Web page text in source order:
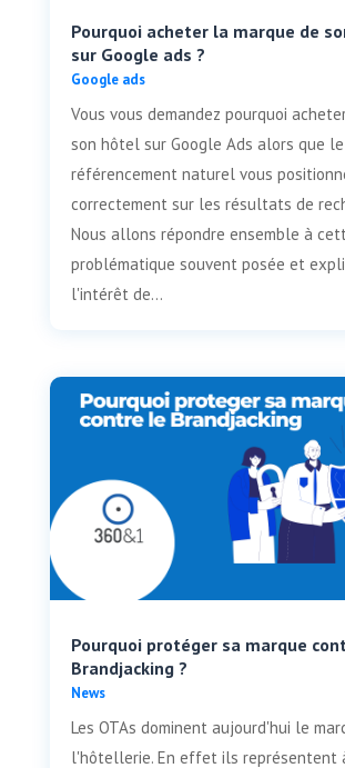
Pourquoi acheter la marque de
sur Google ads ?
Google ads
Vous vous demandez pourquoi
son hôtel sur Google Ads alors que le
référencement naturel vous
correctement sur les résultats de
Nous allons répondre ensemble à
problématique souvent posée et
l'intérêt de...
Pourquoi protéger sa marque
Brandjacking ?
News
Les OTAs dominent aujourd'hui le
l'hôtellerie. En effet ils représentent